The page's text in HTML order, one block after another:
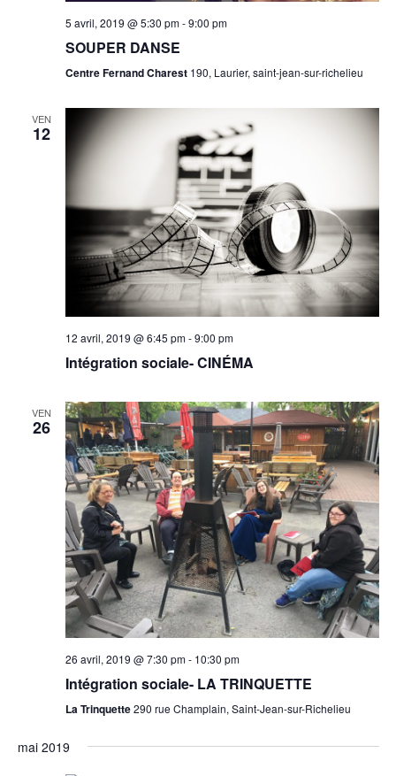
r
c
n
d
V
i
s
N
a
v
i
g
a
i
o
v
i
o
5 avril, 2019 @ 5:30 pm-9:00 pm
SOUPER DANSE
Centre Fernand Charest 190, Laurier, saint-jean-sur-richelieu
VEN
12
12 avril, 2019 @ 6:45 pm-9:00 pm
Intégration sociale- CINÉMA
VEN
26
26 avril, 2019 @ 7:30 pm- 10:30 pm
Intégration sociale- LA TRINQUETTE
La Trinquette290 rue Champlain, Saint-Jean-sur-Richelieu
mai 2019